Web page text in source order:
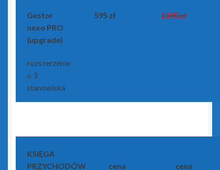
Gestor
nexo PRO
(upgrade)
rozszerzenie
o 3
stanowiska
595 zł 1190 zł
KSIĘGA
PRZYCHODÓW
cena
cena